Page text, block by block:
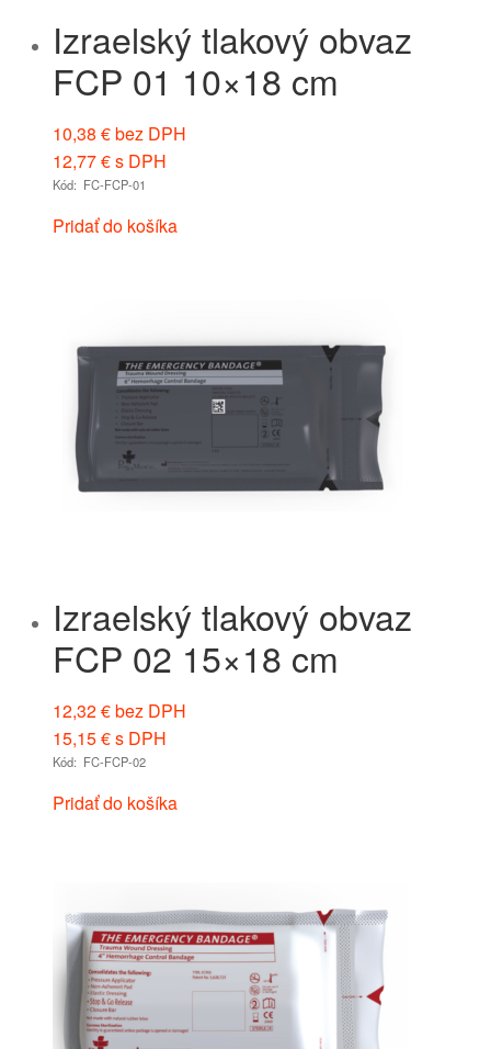
Izraelský tlakový obvaz
FCP 01 10×18 cm
10,38 €bez DPH
12,77€s DPH
Kód: FC-FCP-01
Pridať do košíka
Izraelský tlakový obvaz
FCP 02 15×18 cm
12,32€bez DPH
15,15€s DPH
Kód: FC-FCP-02
Pridať do košíka